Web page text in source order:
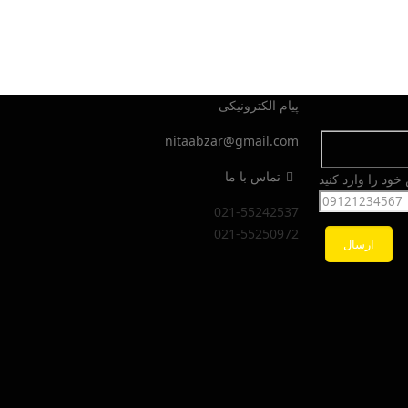
را وارد کنید
پیام الکترونیکی
nitaabzar@gmail.com
تماس با ما
021-55242537
021-55250972